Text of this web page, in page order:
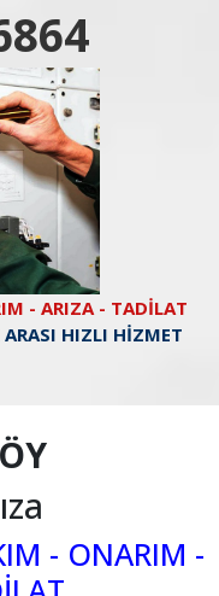
- ARIZA - TADİLAT
HIZLI HİZMET
- ONARIM -